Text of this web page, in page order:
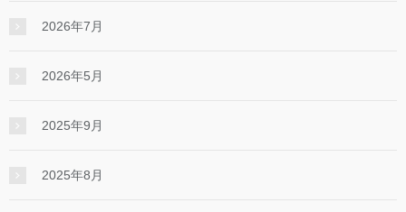
2026年7月
2026年5月
2025年9月
2025年8月